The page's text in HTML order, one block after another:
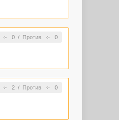
0/ Против 0
2/ Против 0